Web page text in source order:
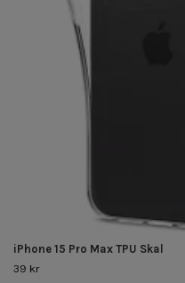
iPhone 15 Pro Max TPU Skal
39 kr